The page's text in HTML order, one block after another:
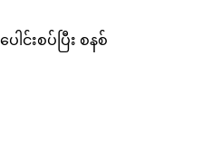
င်းစပ်ပြီး စနစ်